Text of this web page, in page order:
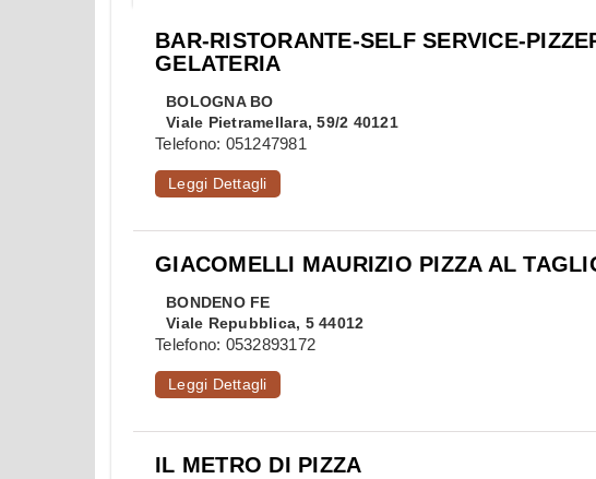
BAR-RISTORANTE-SELF SERVICE-
GELATERIA
BOLOGNA BO
Viale Pietramellara, 59/2 40121
Telefono: 051247981
Leggi Dettagli
GIACOMELLI MAURIZIO PIZZA AL
BONDENO FE
Viale Repubblica, 5 44012
Telefono: 0532893172
Leggi Dettagli
IL METRO DI PIZZA